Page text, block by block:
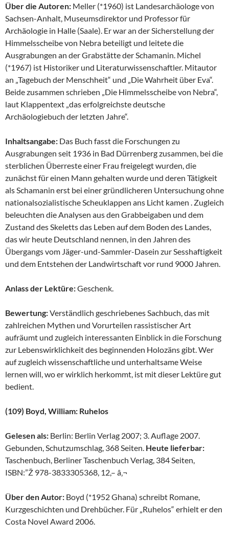
Über die Autoren: Meller (*1960) ist Landesarchäologe von
Sachsen-Anhalt, Museumsdirektor und Professor für
Archäologie in Halle (Saale). Er war an der Sicherstellung der
Himmelsscheibe von Nebra beteiligt und leitete die
Ausgrabungen an der Grabstätte der Schamanin. Michel
(*1967) ist Historiker und Literaturwissenschaftler. Mitautor
an „Tagebuch der Menschheit“ und „Die Wahrheit über Eva“.
Beide zusammen schrieben „Die Himmelsscheibe von Nebra“,
laut Klappentext „das erfolgreichste deutsche
Archäologiebuch der letzten Jahre“.
Inhaltsangabe: Das Buch fasst die Forschungen zu
Ausgrabungen seit 1936 in Bad Dürrenberg zusammen, bei die
sterblichen Überreste einer Frau freigelegt wurden, die
zunächst für einen Mann gehalten wurde und deren Tätigkeit
als Schamanin erst bei einer gründlicheren Untersuchung ohne
nationalsozialistische Scheuklappen ans Licht kamen . Zugleich
beleuchten die Analysen aus den Grabbeigaben und dem
Zustand des Skeletts das Leben auf dem Boden des Landes,
das wir heute Deutschland nennen, in den Jahren des
Übergangs vom Jäger-und-Sammler-Dasein zur Sesshaftigkeit
und dem Entstehen der Landwirtschaft vor rund 9000 Jahren.
Anlass der Lektüre:Geschenk.
Bewertung:Verständlich geschriebenes Sachbuch, das mit
zahlreichen Mythen und Vorurteilen rassistischer Art
aufräumt und zugleich interessanten Einblick in die Forschung
zur Lebenswirklichkeit des beginnenden Holozäns gibt. Wer
auf zugleich wissenschaftliche und unterhaltsame Weise
lernen will, wo er wirklich herkommt, ist mit dieser Lektüre gut
bedient.
(109) Boyd, William: Ruhelos
Gelesen als: Berlin: Berlin Verlag 2007; 3. Auflage 2007.
Gebunden, Schutzumschlag, 368 Seiten. Heute lieferbar:
Taschenbuch, Berliner Taschenbuch Verlag, 384 Seiten,
ISBN:”Ž 978-3833305368, 12,– â‚¬
Über den Autor: Boyd (*1952 Ghana) schreibt Romane,
Kurzgeschichten und Drehbücher. Für „Ruhelos“ erhielt er den
Costa Novel Award 2006.